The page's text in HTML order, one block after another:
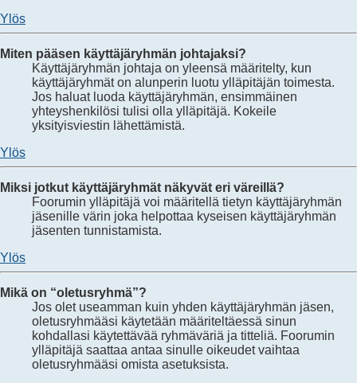
Ylös
Miten pääsen käyttäjäryhmän johtajaksi?
Käyttäjäryhmän johtaja on yleensä määritelty, kun
käyttäjäryhmät on alunperin luotu ylläpitäjän toimesta.
Jos haluat luoda käyttäjäryhmän, ensimmäinen
yhteyshenkilösi tulisi olla ylläpitäjä. Kokeile
yksityisviestin lähettämistä.
Ylös
Miksi jotkut käyttäjäryhmät näkyvät eri väreillä?
Foorumin ylläpitäjä voi määritellä tietyn käyttäjäryhmän
jäsenille värin joka helpottaa kyseisen käyttäjäryhmän
jäsenten tunnistamista.
Ylös
Mikä on “oletusryhmä”?
Jos olet useamman kuin yhden käyttäjäryhmän jäsen,
oletusryhmääsi käytetään määriteltäessä sinun
kohdallasi käytettävää ryhmäväriä ja titteliä. Foorumin
ylläpitäjä saattaa antaa sinulle oikeudet vaihtaa
oletusryhmääsi omista asetuksista.